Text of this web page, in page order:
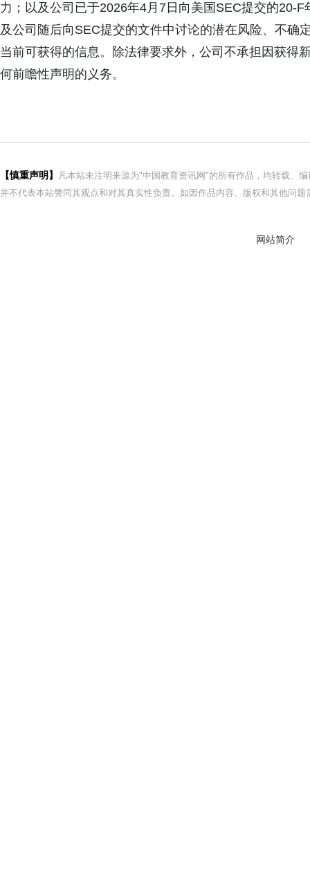
力；以及公司已于2026年4月7日向美国SEC提交的20-
及公司随后向SEC提交的文件中讨论的潜在风险、不确
当前可获得的信息。除法律要求外，公司不承担因获得
何前瞻性声明的义务。
【慎重声明】
凡本站未注明来源为"中国教育资讯网"的所有作品，均转载、
并不代表本站赞同其观点和对其真实性负责。如因作品内容、版权和其他问
网站简介